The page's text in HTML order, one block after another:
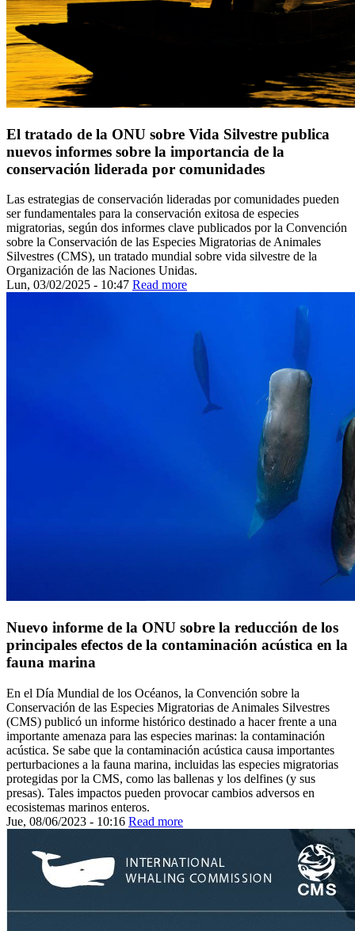
El tratado de la ONU sobre Vida Silvestre publica
nuevos informes sobre la importancia de la
conservación liderada por comunidades
Las estrategias de conservación lideradas por comunidades pueden
ser fundamentales para la conservación exitosa de especies
migratorias, según dos informes clave publicados por la Convención
sobre la Conservación de las Especies Migratorias de Animales
Silvestres (CMS), un tratado mundial sobre vida silvestre de la
Organización de las Naciones Unidas.
Lun, 03/02/2025 - 10:47 Read more
Nuevo informe de la ONU sobre la reducción de los
principales efectos de la contaminación acústica en la
fauna marina
En el Día Mundial de los Océanos, la Convención sobre la
Conservación de las Especies Migratorias de Animales Silvestres
(CMS) publicó un informe histórico destinado a hacer frente a una
importante amenaza para las especies marinas: la contaminación
acústica. Se sabe que la contaminación acústica causa importantes
perturbaciones a la fauna marina, incluidas las especies migratorias
protegidas por la CMS, como las ballenas y los delfines (y sus
presas). Tales impactos pueden provocar cambios adversos en
ecosistemas marinos enteros.
Jue, 08/06/2023 - 10:16 Read more